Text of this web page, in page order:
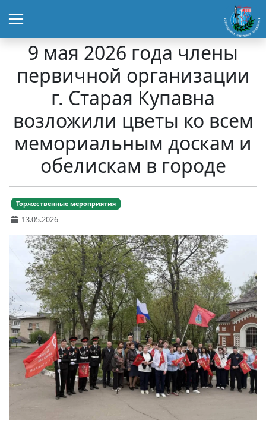
9 мая 2026 года члены
первичной организации
г. Старая Купавна
возложили цветы ко всем
мемориальным доскам и
обелискам в городе
Торжественные мероприятия
13.05.2026